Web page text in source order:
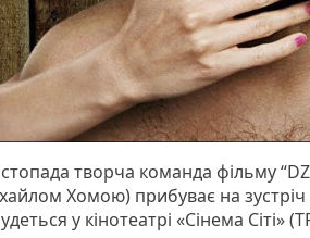
творча команда фільму
Хомою) прибуває на зустріч
у кінотеатрі «Сінема Сіті»